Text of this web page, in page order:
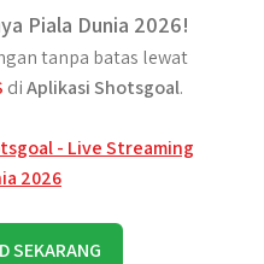
Piala Dunia 2026!
tanpa batas lewat
diAplikasi Shotsgoal.
SEKARANG